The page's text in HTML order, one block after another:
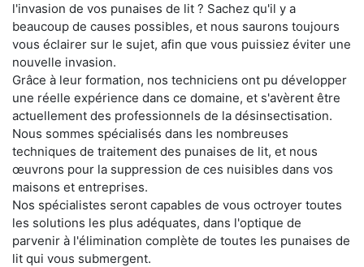
l'invasion de vos punaises de lit ? Sachez qu'il y a
beaucoup de causes possibles, et nous saurons toujours
vous éclairer sur le sujet, afin que vous puissiez éviter une
nouvelle invasion.
Grâce à leur formation, nos techniciens ont pu développer
une réelle expérience dans ce domaine, et s'avèrent être
actuellement des professionnels de la désinsectisation.
Nous sommes spécialisés dans les nombreuses
techniques de traitement des punaises de lit, et nous
œuvrons pour la suppression de ces nuisibles dans vos
maisons et entreprises.
Nos spécialistes seront capables de vous octroyer toutes
les solutions les plus adéquates, dans l'optique de
parvenir à l'élimination complète de toutes les punaises de
lit qui vous submergent.